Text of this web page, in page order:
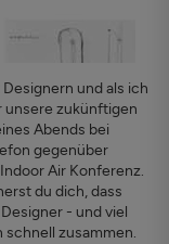
und als ich
unsere zukünftigen
Abends bei
gegenüber
Air Konferenz.
du dich, dass
- und viel
schnell zusammen.